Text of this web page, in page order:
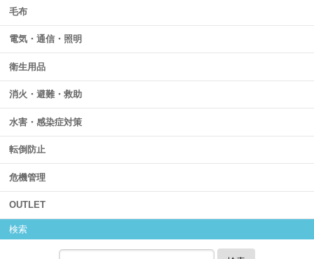
毛布
電気・通信・照明
衛生用品
消火・避難・救助
水害・感染症対策
転倒防止
危機管理
OUTLET
検索